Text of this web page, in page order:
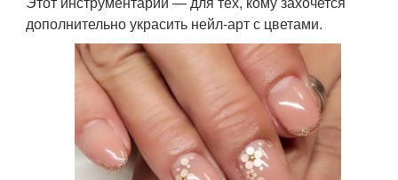
дополнительно украсить нейл-арт с цветами.